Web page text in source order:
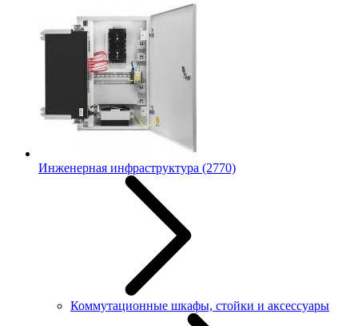
Инженерная инфраструктура (2770)
Коммутационные шкафы, стойки и аксессуары